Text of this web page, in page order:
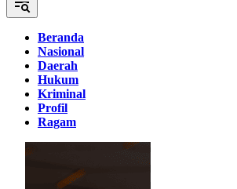
Beranda
Nasional
Daerah
Hukum
Kriminal
Profil
Ragam